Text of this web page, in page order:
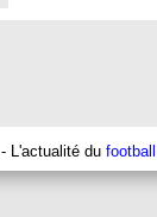
- L'actualité du football